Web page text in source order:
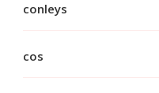
conleys
cos